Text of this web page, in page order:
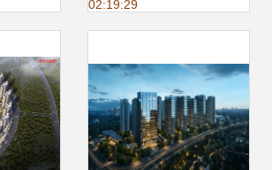
02:19:29